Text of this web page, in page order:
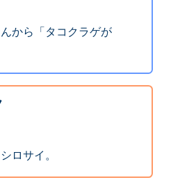
から「タコクラゲが
ロサイ。